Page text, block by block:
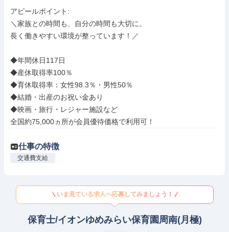
アピールポイント:
＼家族との時間も、自分の時間も大切に。
長く働きやすい環境が整っています！／
◆年間休日117日
◆産休取得率100％
◆育休取得率：女性98.3％・男性50％
◆結婚・出産のお祝い金あり
◆映画・旅行・レジャー施設など
全国約75,000ヵ所が会員優待価格で利用可！
仕事の特徴
交通費支給
いま見ている求人へ応募してみましょう！
保育士/イオンゆめみらい保育園周南(月極)